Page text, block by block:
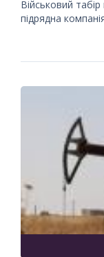
Військовий
підрядна